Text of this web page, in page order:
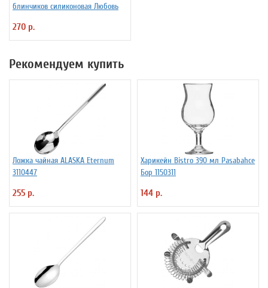
блинчиков силиконовая Любовь
270 р.
Рекомендуем купить
Ложка чайная ALASKA Eternum
3110447
255 р.
Харикейн Bistro 390 мл Pasabahce
Бор 1150311
144 р.